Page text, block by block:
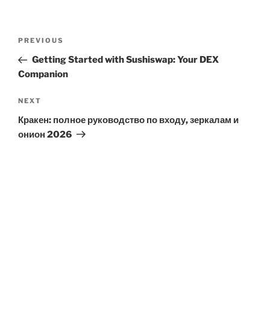
Previous
Post
PREVIOUS
Getting Started with Sushiswap: Your DEX
Companion
Next
Post
NEXT
Кракен: полное руководство по входу, зеркалам и
онион 2026